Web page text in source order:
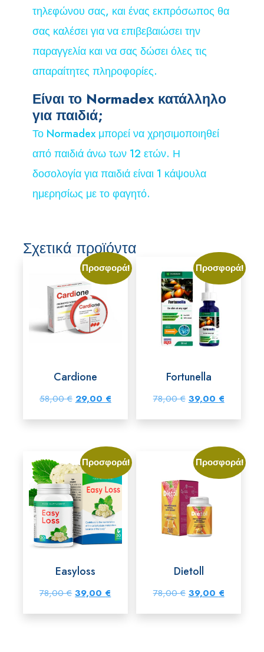
τηλεφώνου σας, και ένας εκπρόσωπος θα
σας καλέσει για να επιβεβαιώσει την
παραγγελία και να σας δώσει όλες τις
απαραίτητες πληροφορίες.
Είναι το Normadex κατάλληλο
για παιδιά;
Το Normadex μπορεί να χρησιμοποιηθεί
από παιδιά άνω των 12 ετών. Η
δοσολογία για παιδιά είναι 1 κάψουλα
ημερησίως με το φαγητό.
Σχετικά προϊόντα
Προσφορά!
Cardione
58,00€ Original
price
58,00 €.
29,00 €Η
τρέχουσα
είναι:
29,00 €.
Προσφορά!
Fortunella
78,00€ Original
price
78,00 €.
39,00 €Η
τρέχουσα
είναι:
39,00 €.
Προσφορά!
Easyloss
78,00€ Original
price
39,00 €
τρέχουσα
Προσφορά!
Dietoll
78,00€ Original
price
39,00 €Η
τρέχουσα